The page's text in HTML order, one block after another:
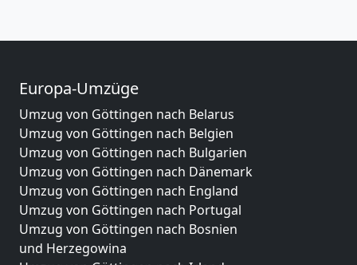
Europa-Umzüge
Umzug von Göttingen nach Belarus
Umzug von Göttingen nach Belgien
Umzug von Göttingen nach Bulgarien
Umzug von Göttingen nach Dänemark
Umzug von Göttingen nach England
Umzug von Göttingen nach Portugal
Umzug von Göttingen nach Bosnien
und Herzegowina